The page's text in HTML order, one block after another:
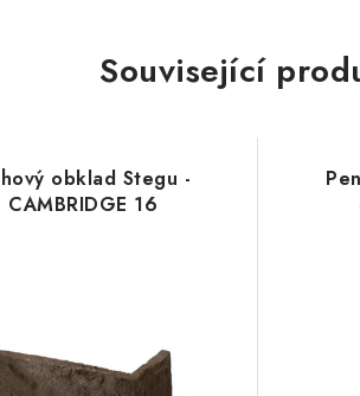
Související
obklad Stegu -
CAMBRIDGE 16